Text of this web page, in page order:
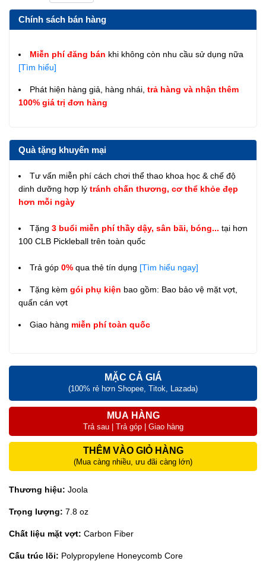
Chính sách bán hàng
Miễn phí đăng bán khi không còn nhu cầu sử dụng nữa
[Tìm hiểu]
Phát hiện hàng giả, hàng nhái, trả hàng và nhận thêm
100% giá trị đơn hàng
Quà tặng khuyến mại
Tư vấn miễn phí cách chơi thể thao khoa học & chế độ
dinh dưỡng hợp lý tránh chấn thương, cơ thể khỏe đẹp
hơn mỗi ngày
Tặng 3 buổi miễn phí thầy dậy, sân bãi, bóng... tại hơn
100 CLB Pickleball trên toàn quốc
Trả góp 0% qua thẻ tín dụng [Tìm hiểu ngay]
Tặng kèm gói phụ kiện bao gồm: Bao bảo vệ mặt vợt,
quấn cán vợt
Giao hàng miễn phí toàn quốc
MẶC CẢ GIÁ
(100% rẻ hơn Shopee, Titok, Lazada)
MUA HÀNG
Trả sau | Trả góp | Giao hàng
THÊM VÀO GIỎ HÀNG
(Mua càng nhiều, ưu đãi càng lớn)
Thương hiệu: Joola
Trọng lượng: 7.8 oz
Chất liệu mặt vợt: Carbon Fiber
Cấu trúc lõi: Polypropylene Honeycomb Core